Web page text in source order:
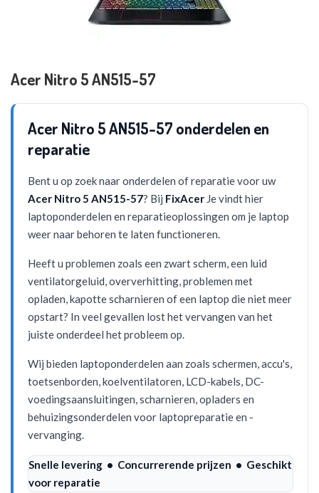
Acer Nitro 5 AN515-57
Acer Nitro 5 AN515-57 onderdelen en
reparatie
Bent u op zoek naar onderdelen of reparatie voor uw
Acer Nitro 5 AN515-57? Bij FixAcer Je vindt hier
laptoponderdelen en reparatieoplossingen om je laptop
weer naar behoren te laten functioneren.
Heeft u problemen zoals een zwart scherm, een luid
ventilatorgeluid, oververhitting, problemen met
opladen, kapotte scharnieren of een laptop die niet meer
opstart? In veel gevallen lost het vervangen van het
juiste onderdeel het probleem op.
Wij bieden laptoponderdelen aan zoals schermen, accu's,
toetsenborden, koelventilatoren, LCD-kabels, DC-
voedingsaansluitingen, scharnieren, opladers en
behuizingsonderdelen voor laptopreparatie en -
vervanging.
Snelle levering • Concurrerende prijzen • Geschikt
voor reparatie